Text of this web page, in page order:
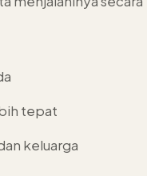
tepat
keluarga